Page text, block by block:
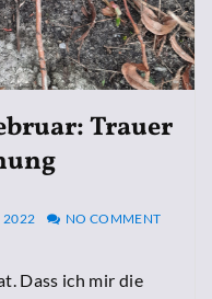
Trauer
2022 NO COMMENT
Dass ich mir die